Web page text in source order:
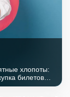
хлопоты:
билетов.
— о своем